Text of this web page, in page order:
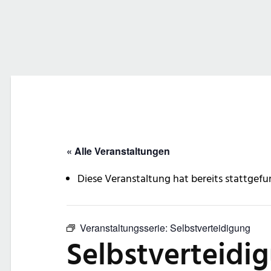
« Alle Veranstaltungen
Diese Veranstaltung hat bereits
Veranstaltungsserie: Selbstverteidigung